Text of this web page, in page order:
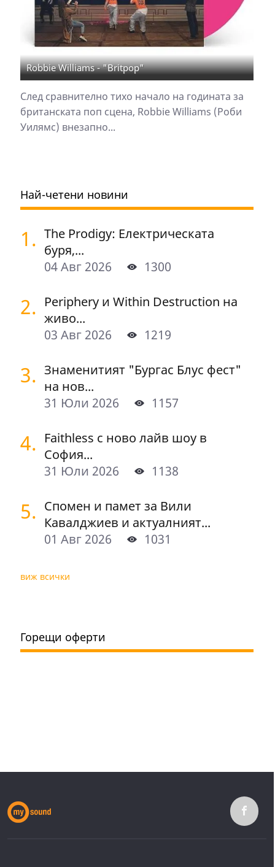
Robbie Williams - "Britpop"
След сравнително тихо начало на годината за
британската поп сцена, Robbie Williams (Роби
Уилямс) внезапно...
Най-четени новини
1. The Prodigy: Електрическата
буря,...
04 Авг 2026
1300
2. Periphery и Within Destruction на
живо...
03 Авг 2026
1219
3. Знаменитият "Бургас Блус фест"
на нов...
31 Юли 2026
1157
4. Faithless с ново лайв шоу в
София...
31 Юли 2026
1138
5. Спомен и памет за Вили
Кавалджиев и актуалният...
01 Авг 2026
1031
виж всички
Горещи оферти